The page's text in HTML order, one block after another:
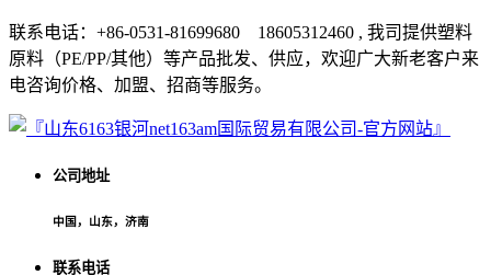
联系电话：+86-0531-81699680 18605312460 , 我司提供塑料
原料（PE/PP/其他）等产品批发、供应，欢迎广大新老客户来
电咨询价格、加盟、招商等服务。
公司地址
中国，山东，济南
联系电话